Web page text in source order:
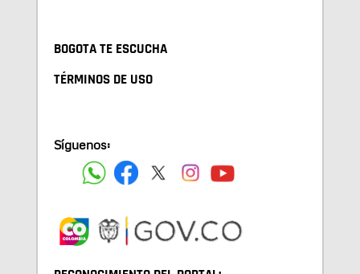
BOGOTA TE ESCUCHA
TÉRMINOS DE USO
Síguenos: